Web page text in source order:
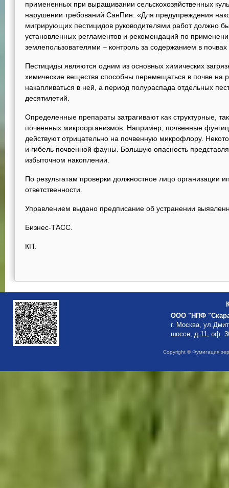
примененных при выращивании сельскохозяйственных
нарушении требований СанПин: «Для предупреждения
мигрирующих пестицидов руководителями работ должно
установленных регламентов и рекомендаций по
землепользователями – контроль за содержанием в почвах
Пестициды являются одним из основных химических
химические вещества способны перемещаться в почве на
накапливаться в ней, а период полураспада отдельных
десятилетий.
Определенные препараты затрагивают как структурные,
почвенных микроорганизмов. Например, почвенные
действуют отрицательно на почвенную микрофлору.
и гибель почвенной фауны. Большую опасность
избыточном накоплении.
По результатам проверки должностное лицо организации
ответственности.
Управлением выдано предписание об устранении
Бизнес-ТАСС.
КП.
ООО "НПФ
г. Москва,
шоссе, д.11, оф.
Copyright © Фумигация